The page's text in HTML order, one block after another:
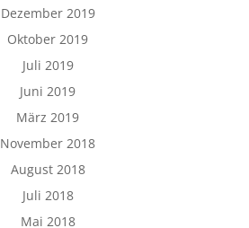
Dezember 2019
Oktober 2019
Juli 2019
Juni 2019
März 2019
November 2018
August 2018
Juli 2018
Mai 2018